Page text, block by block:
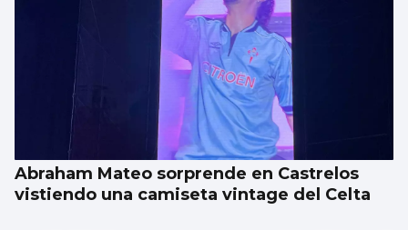
Abraham Mateo sorprende en Castrelos
vistiendo una camiseta vintage del Celta